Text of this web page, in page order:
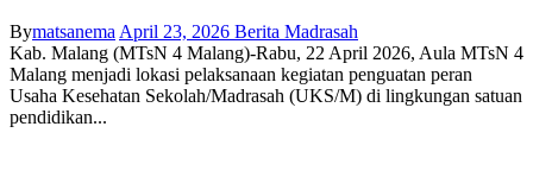
Bymatsanema April 23, 2026 Berita Madrasah
Kab. Malang (MTsN 4 Malang)-Rabu, 22 April 2026, Aula MTsN 4
Malang menjadi lokasi pelaksanaan kegiatan penguatan peran
Usaha Kesehatan Sekolah/Madrasah (UKS/M) di lingkungan satuan
pendidikan...